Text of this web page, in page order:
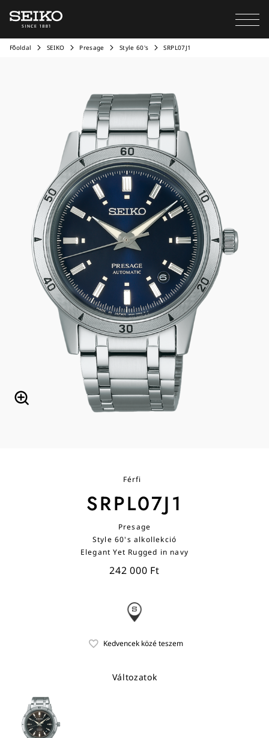
Főoldal SEIKO Presage Style 60's SRPL07J1
Férfi
SRPL07J1
Presage
Style 60's alkollekció
Elegant Yet Rugged in navy
242 000 Ft
Változatok